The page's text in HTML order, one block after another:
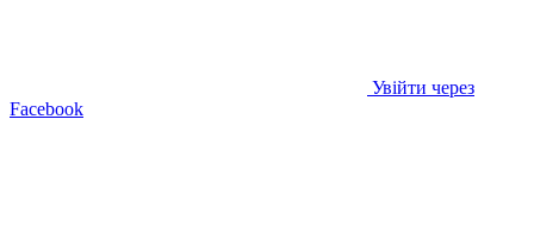
Увійти через
Facebook